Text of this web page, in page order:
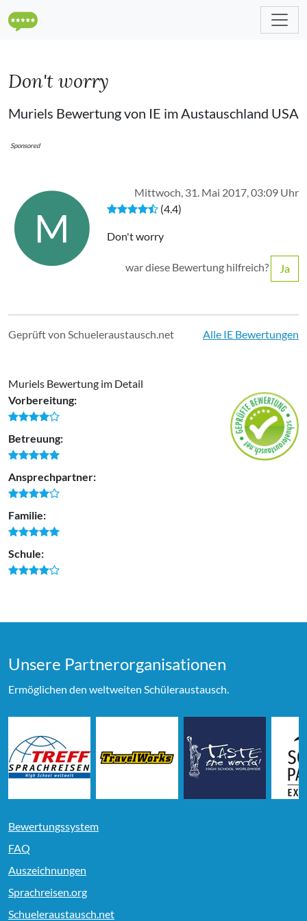
Don't worry
Muriels Bewertung von IE im Austauschland USA
Sponsored
M
Mittwoch, 31. Mai 2017, 03:09 Uhr
(4.4)
Don't worry
war diese Bewertung hilfreich? Ja
Geprüft von Schueleraustausch.net Alle IE Bewertungen
Muriels Bewertung im Detail
Vorbereitung:
Betreuung:
Ansprechpartner:
Familie:
Schule:
Unsere Partner­organi­sationen
Ermöglichen den weltweiten Schüleraustausch.
Bewertungssystem
FAQ
Auszeichnungen
Sprachreisen.org
Schueleraustausch.net